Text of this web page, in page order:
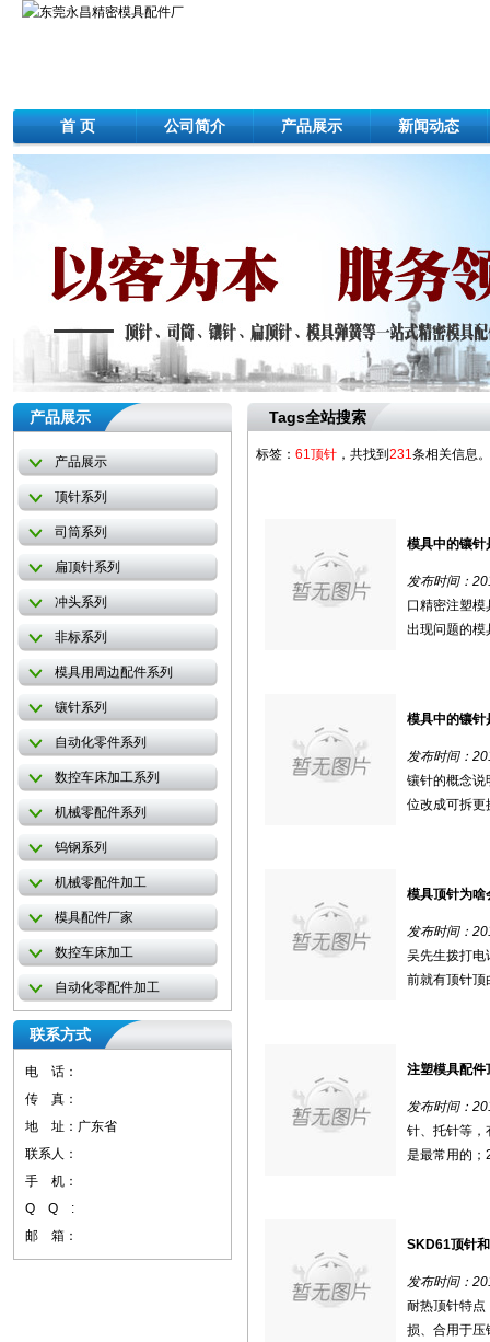
首 页 公司简介 产品展示 新闻动态
产品展示
产品展示
顶针系列
司筒系列
扁顶针系列
冲头系列
非标系列
模具用周边配件系列
镶针系列
自动化零件系列
数控车床加工系列
机械零配件系列
钨钢系列
机械零配件加工
模具配件厂家
数控车床加工
自动化零配件加工
联系方式
电 话：
传 真：
地 址：广东省
联系人：
手 机：
Q Q :
邮 箱：
Tags全站搜索
标签： 61顶针，共找到 231条相关信息。
模具中的镶针
发布时间：
口精密注塑
出现问题的模
模具中的镶针
发布时间：
镶针的概念说
位改成可拆更
模具顶针为啥
发布时间：
吴先生拨打电
前就有顶针顶
注塑模具配件
发布时间：
针、托针等，
是最常用的；
SKD61顶针
发布时间：
耐热顶针特点
损、合用于压